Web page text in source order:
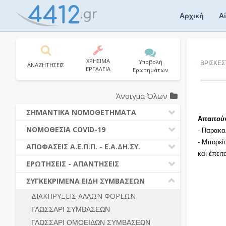
Αρχική
-
-
και
ΑΝΑΖΗΤΗΣΕΙΣ
ΧΡΗΣΙΜΑ
ΕΡΓΑΛΕΙΑ
Υποβολή
Ερωτημάτων
Άνοιγμα Όλων
ΣΗΜΑΝΤΙΚΑ ΝΟΜΟΘΕΤΗΜΑΤΑ
ΔΗΜΟΣΙΕΣ ΣΥΜΒΑΣΕΙΣ (Ν. 4412/2016)
ΔΗΜΟΤΙΚΟΣ ΚΩΔΙΚΑΣ (Ν.3463/2006)
ΚΑΛΛΙΚΡΑΤΗΣ (Ν.3852/2010)
ΝΟΜΟΘΕΣΙΑ - ΝΟΜΟΛΟΓΙΑ (ΣΥΝΟΛΟ)
ΝΟΜΟΘΕΣΙΑ COVID-19
ΝΟΜΟΘΕΣΙΑ - ΝΟΜΟΛΟΓΙΑ COVID -19
ΕΡΩΤΗΣΕΙΣ - ΑΠΑΝΤΗΣΕΙΣ
ΑΠΟΦΑΣΕΙΣ Α.Ε.Π.Π. - Ε.Α.ΔΗ.ΣΥ.
ΠΡΟΔΙΚΑΣΤΙΚΗ ΠΡΟΣΦΥΓΗ
ΓΕΝΙΚΟΙ ΚΑΝΟΝΕΣ
ΔΙΚΑΙΟΥΜΕΝΟΙ ΣΥΜΜΕΤΟΧΗΣ
ΠΡΟΣΦΟΡΕΣ – ΔΙΚΑΙΟΛΟΓΗΤΙΚΑ
ΣΥΜΜΕΤΟΧΗΣ
ΕΡΩΤΗΣΕΙΣ - ΑΠΑΝΤΗΣΕΙΣ
Ν. 4782/2021 - ΤΡΟΠΟΠΟΙΗΣΗ
4412/2016
ΔΙΕΞΑΓΩΓΗ ΔΙΑΔΙΚΑΣΙΑΣ
ΔΙΑΔΙΚΑΣΙΕΣ ΑΝΑΘΕΣΗΣ
ΣΥΓΚΕΚΡΙΜΕΝΑ ΕΙΔΗ ΣΥΜΒΑΣΕΩΝ
ΔΙΑΚΗΡΥΞΕΙΣ ΑΛΛΩΝ ΦΟΡΕΩΝ
ΓΛΩΣΣΑΡΙ ΣΥΜΒΑΣΕΩΝ
ΓΛΩΣΣΑΡΙ ΟΜΟΕΙΔΩΝ ΣΥΜΒΑΣΕΩΝ